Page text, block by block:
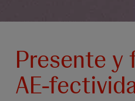
Presente y
AE-